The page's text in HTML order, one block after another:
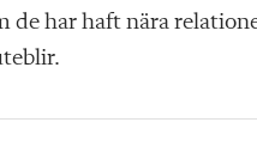
de har haft nära